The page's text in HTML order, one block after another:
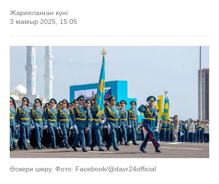
Жарияланған күні:
3 мамыр 2025, 15:05
Әскери шеру. Фото: Facebook/@davr24official